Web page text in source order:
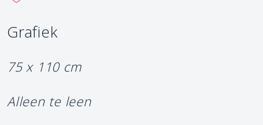
Grafiek
75 x 110 cm
Alleen te leen